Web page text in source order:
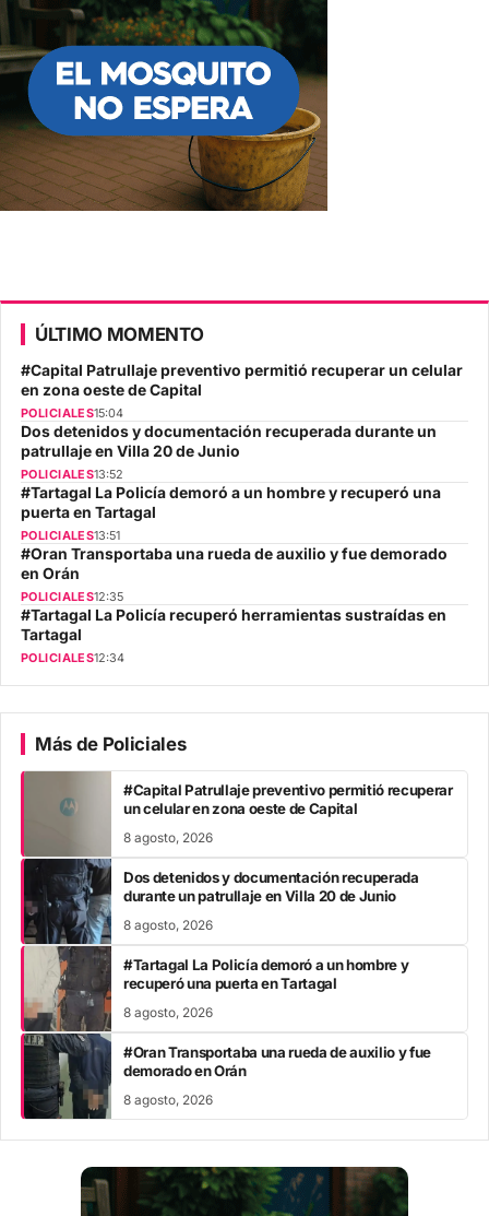
ÚLTIMO MOMENTO
#Capital Patrullaje preventivo permitió recuperar un celular
en zona oeste de Capital
POLICIALES15:04
Dos detenidos y documentación recuperada durante un
patrullaje en Villa 20 de Junio
POLICIALES13:52
#Tartagal La Policía demoró a un hombre y recuperó una
puerta en Tartagal
POLICIALES13:51
#Oran Transportaba una rueda de auxilio y fue demorado
en Orán
POLICIALES12:35
#Tartagal La Policía recuperó herramientas sustraídas en
Tartagal
POLICIALES12:34
Más de Policiales
#Capital Patrullaje preventivo permitió recuperar
un celular en zona oeste de Capital
8 agosto, 2026
Dos detenidos y documentación recuperada
durante un patrullaje en Villa 20 de Junio
8 agosto, 2026
#Tartagal La Policía demoró a un hombre y
recuperó una puerta en Tartagal
8 agosto, 2026
#Oran Transportaba una rueda de auxilio y fue
demorado en Orán
8 agosto, 2026